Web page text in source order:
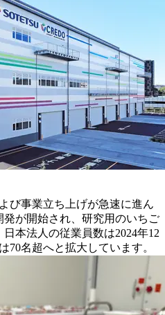
び事業立ち上げが急速に進ん
が開始され、研究用のいちご
本法人の従業員数は2024年12
70名超へと拡大しています。